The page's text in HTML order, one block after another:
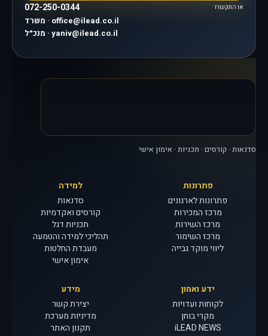
או התקשרו 072-250-0344
משרד · office@ilead.co.il
מנכ״ל · yaniv@ilead.co.il
סדנאות · קורסים · תכניות · אימון אישי
פתרונות
פתרונות לארגונים
מרכז המכירות
מרכז השירות
מרכז השימור
ליווי מוקד גבייה
למידה
סדנאות
קורסים ואקדמיות
תכניות דגל
תהליכי למידה והטמעה
מעבדת החלטות
אימון אישי
ידע ואמון
לקוחות ועדויות
מקרי בוחן
iLEAD NEWS
מידע
יצירת קשר
מדיניות מערכת
תקנון האתר